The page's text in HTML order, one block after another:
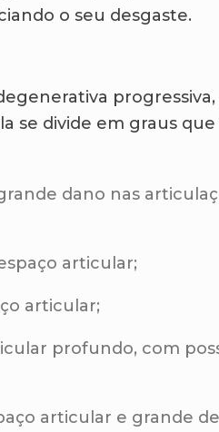
o seu desgaste.
progressiva,
se divide em graus
dano nas
articular;
articular;
profundo, com
articular e grande